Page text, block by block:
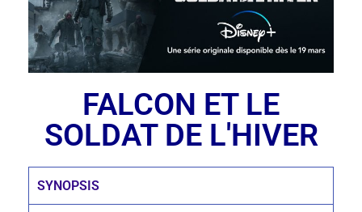
FALCON ET LE
SOLDAT DE L'HIVER
SYNOPSIS